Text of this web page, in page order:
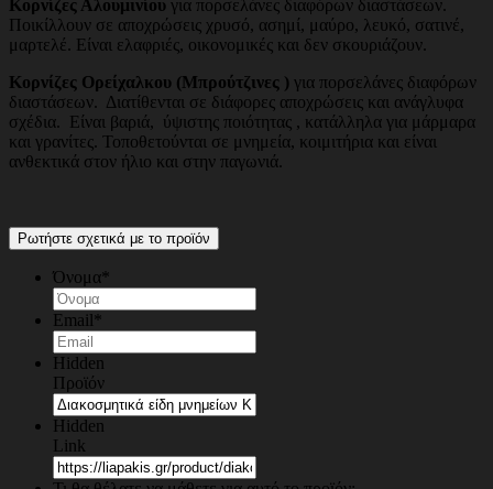
Κορνίζες Αλουμινίου για πορσελάνες διαφόρων διαστάσεων.
Ποικίλλουν σε αποχρώσεις χρυσό, ασημί, μαύρο, λευκό, σατινέ,
μαρτελέ. Είναι ελαφριές, οικονομικές και δεν σκουριάζουν.
Κορνίζες Ορείχαλκου (Μπρούτζινες ) για πορσελάνες διαφόρων
διαστάσεων. Διατίθενται σε διάφορες αποχρώσεις και ανάγλυφα
σχέδια. Είναι βαριά, ύψιστης ποιότητας , κατάλληλα για μάρμαρα
και γρανίτες. Τοποθετούνται σε μνημεία, κοιμιτήρια και είναι
ανθεκτικά στον ήλιο και στην παγωνιά.
Ρωτήστε σχετικά με το προϊόν
Όνομα*
Email*
Hidden
Προϊόν
Hidden
Link